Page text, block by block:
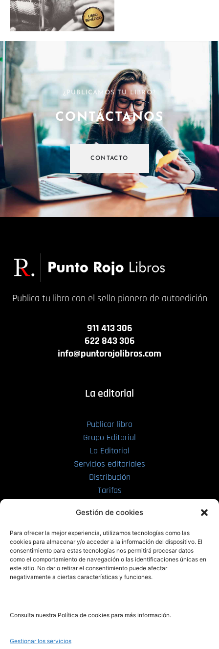
Gestión de cookies
Para ofrecer la mejor experiencia, utilizamos tecnologías como las
cookies para almacenar y/o acceder a la información del dispositivo. El
consentimiento para estas tecnologías nos permitirá procesar datos
como el comportamiento de navegación o las identificaciones únicas en
este sitio. No dar o retirar el consentimiento puede afectar
negativamente a ciertas características y funciones.
Consulta nuestra Política de cookies para más información.
Gestionar los servicios
¿PUBLICAMOS TU LIBRO?
CONTÁCTANOS
CONTACTO
Publica tu libro con el sello pionero de autoedición
911 413 306
622 843 306
info@puntorojolibros.com
La editorial
Publicar libro
Grupo Editorial
La Editorial
Servicios editoriales
Distribución
Tarifas
PRL | Films
PRL | Play
PRL | LAB
Noticias